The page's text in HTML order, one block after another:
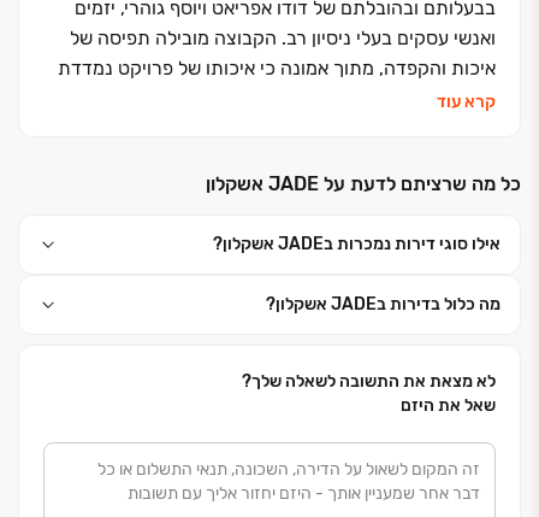
בבעלותם ובהובלתם של דודו אפריאט ויוסף גוהרי, יזמים
ואנשי עסקים בעלי ניסיון רב. הקבוצה מובילה תפיסה של
איכות והקפדה, מתוך אמונה כי איכותו של פרויקט נמדדת
בכוחם של הפרטים הקטנים שהושקעו בו, וכי שילוב בין
יחידות דיור ועשרות אלפי מ"ר של שטחי מסחר תעסוקה
צמיחה יציבה ועקבית. העשייה של הקבוצה נשענת על
וקשר אישי עם כל לקוח ושותף לדרך. אנו גאים לקחת חלק
רב, מתוך מחויבות עמוקה לאיכות החיים של לקוחותינו.
קרא עוד
כל מה שרציתם לדעת על JADE אשקלון
אילו סוגי דירות נמכרות בJADE אשקלון?
מה כלול בדירות בJADE אשקלון?
לא מצאת את התשובה לשאלה שלך?
שאל את היזם